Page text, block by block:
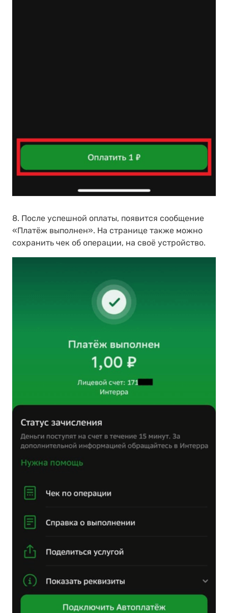
8. После успешной оплаты, появится сообщение
«Платёж выполнен». На странице также можно
сохранить чек об операции, на своё устройство.